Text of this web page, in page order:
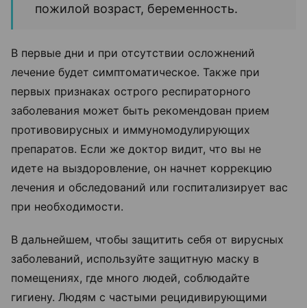
пожилой возраст, беременность.
В первые дни и при отсутствии осложнений
лечение будет симптоматическое. Также при
первых признаках острого респираторного
заболевания может быть рекомендован прием
противовирусных и иммуномодулирующих
препаратов. Если же доктор видит, что вы не
идете на выздоровление, он начнет коррекцию
лечения и обследований или госпитализирует вас
при необходимости.
В дальнейшем, чтобы защитить себя от вирусных
заболеваний, используйте защитную маску в
помещениях, где много людей, соблюдайте
гигиену. Людям с частыми рецидивирующими